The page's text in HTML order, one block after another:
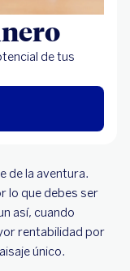
de tus
de la aventura.
lo que debes ser
así, cuando
rentabilidad por
único.